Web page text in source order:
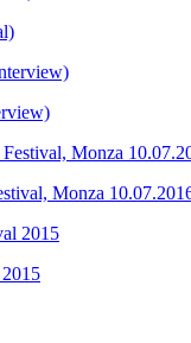
Monza